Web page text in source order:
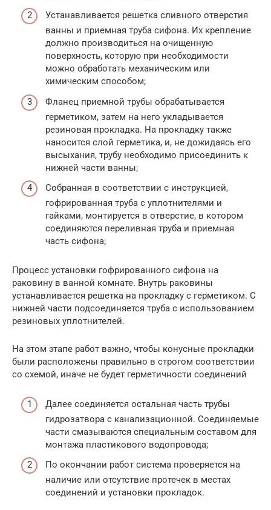
Устанавливается решетка сливного отверстия
ванны и приемная труба сифона. Их крепление
должно производиться на очищенную
поверхность, которую при необходимости
можно обработать механическим или
химическим способом;
Фланец приемной трубы обрабатывается
герметиком, затем на него укладывается
резиновая прокладка. На прокладку также
наносится слой герметика, и, не дожидаясь его
высыхания, трубу необходимо присоединить к
нижней части ванны;
Собранная в соответствии с инструкцией,
гофрированная труба с уплотнителями и
гайками, монтируется в отверстие, в котором
соединяются переливная труба и приемная
часть сифона;
Процесс установки гофрированного сифона на
раковину в ванной комнате. Внутрь раковины
устанавливается решетка на прокладку с герметиком. С
нижней части подсоединяется труба с использованием
резиновых уплотнителей.
На этом этапе работ важно, чтобы конусные прокладки
были расположены правильно в строгом соответствии
со схемой, иначе не будет герметичности соединений
Далее соединяется остальная часть трубы
гидрозатвора с канализационной. Соединяемые
части смазываются специальным составом для
монтажа пластикового водопровода;
По окончании работ система проверяется на
наличие или отсутствие протечек в местах
соединений и установки прокладок.